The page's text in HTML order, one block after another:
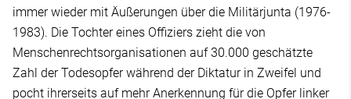
immer wieder mit Äußerungen über die Militärjunta (1976-
1983). Die Tochter eines Offiziers zieht die von
Menschenrechtsorganisationen auf 30.000 geschätzte
Zahl der Todesopfer während der Diktatur in Zweifel und
pocht ihrerseits auf mehr Anerkennung für die Opfer linker